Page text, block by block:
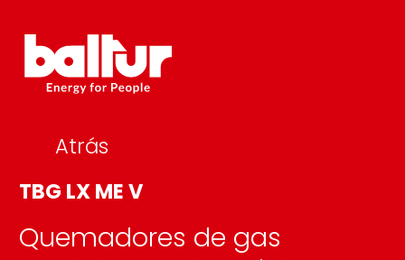
content
Atrás
TBG LX ME V
Quemadores de gas